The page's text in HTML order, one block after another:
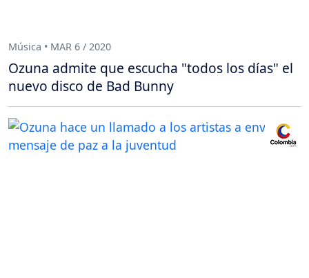
Música • MAR 6 / 2020
Ozuna admite que escucha "todos los días" el
nuevo disco de Bad Bunny